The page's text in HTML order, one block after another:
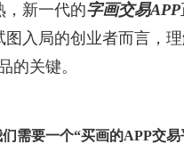
，新一代的字画交易APP
入局的创业者而言，
的关键。
需要一个“买画的APP交易